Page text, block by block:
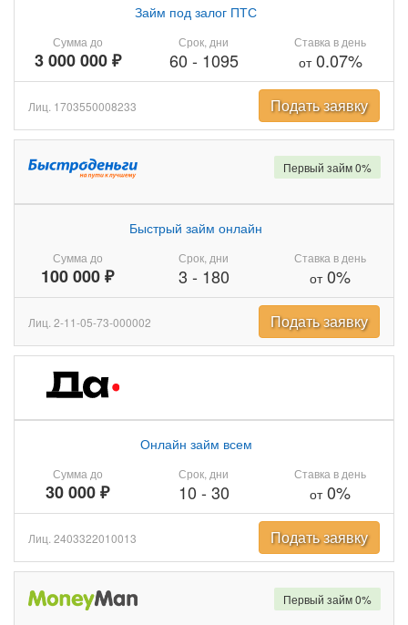
Сумма до
3 000 000 ₽
Займ под залог ПТС
Срок, дни
60 - 1095
Ставка в день
от0.07%
Лиц. 1703550008233 Подать заявку
Сумма до
100 000 ₽
Быстрый займ онлайн
Срок, дни
3 - 180
Ставка в день
от0%
Первый займ 0%
Лиц. 2-11-05-73-000002 Подать заявку
Сумма до
30 000 ₽
Онлайн займ всем
Срок, дни
10 - 30
Ставка в день
от0%
Лиц. 2403322010013 Подать заявку
Первый займ 0%